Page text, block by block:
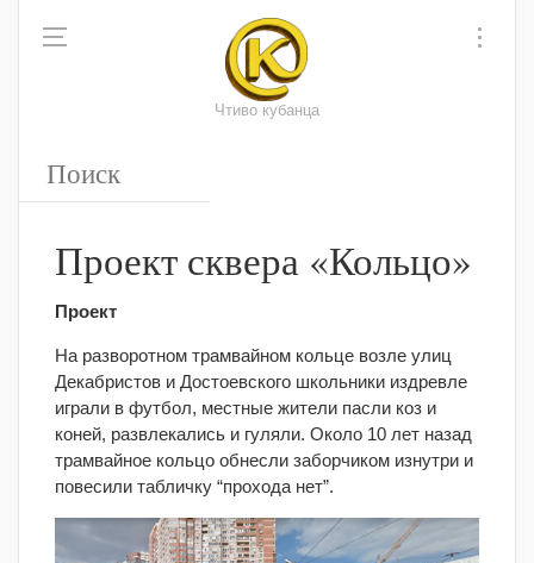
Чтиво кубанца
Проект сквера «Кольцо»
Проект
На разворотном трамвайном кольце возле улиц
Декабристов и Достоевского школьники издревле
играли в футбол, местные жители пасли коз и
коней, развлекались и гуляли. Около 10 лет назад
трамвайное кольцо обнесли заборчиком изнутри и
повесили табличку “прохода нет”.